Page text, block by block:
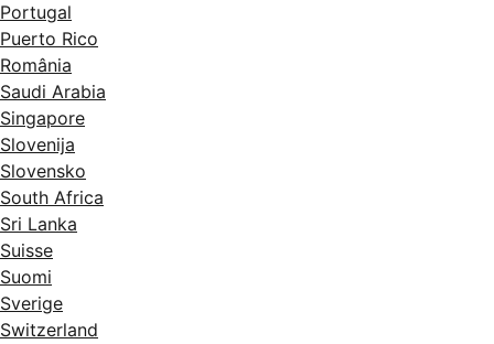
Portugal
Puerto Rico
România
Saudi Arabia
Singapore
Slovenija
Slovensko
South Africa
Sri Lanka
Suisse
Suomi
Sverige
Switzerland